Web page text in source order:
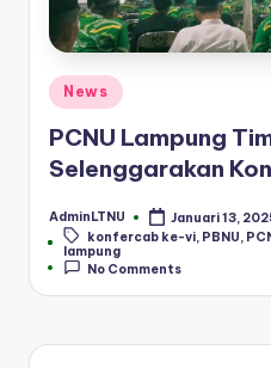
Posted
in
News
PCNU Lampung
Selenggarakan
Posted
by
AdminLTNU
Januari 13,
Tags:konfercab ke-vi, PBNU,
lampung
No Comments